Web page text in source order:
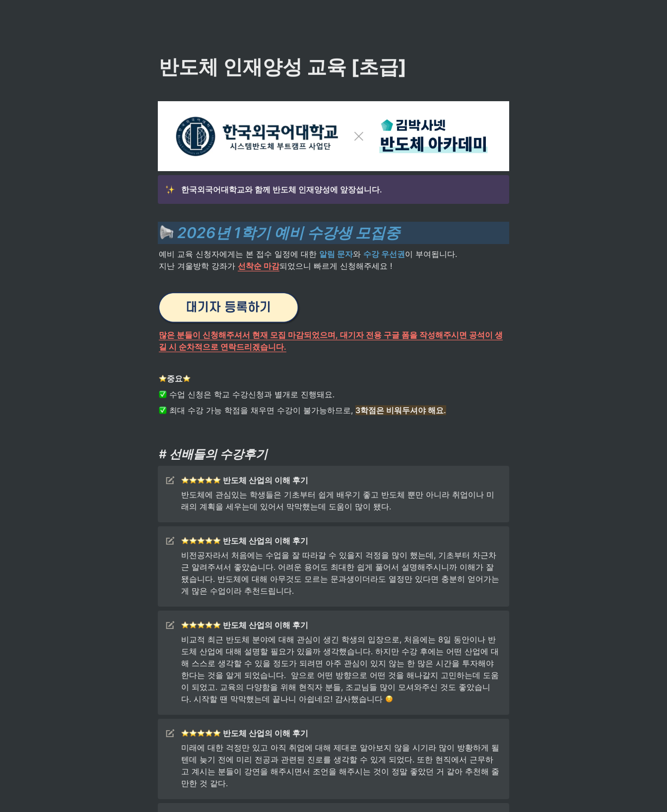
반도체 인재양성 교육 [초급]
한국외국어대학교와 함께 반도체 인재양성에 앞장섭니다.
2026년 1학기 예비 수강생 모집중
예비 교육 신청자에게는 본 접수 일정에 대한 알림 문자와 수강 우선권이 부여됩니다.
지난 겨울방학 강좌가 선착순 마감되었으니 빠르게 신청해주세요 !
많은 분들이 신청해주셔서 현재 모집 마감되었으며, 대기자 전용 구글 폼을 작성해주시면 공석이 생
길 시 순차적으로 연락드리겠습니다.
중요
수업 신청은 학교 수강신청과 별개로 진행돼요.
최대 수강 가능 학점을 채우면 수강이 불가능하므로, 3학점은 비워두셔야 해요.
# 선배들의 수강후기
반도체 산업의 이해 후기
반도체에 관심있는 학생들은 기초부터 쉽게 배우기 좋고 반도체 뿐만 아니라 취업이나 미
래의 계획을 세우는데 있어서 막막했는데 도움이 많이 됐다.
반도체 산업의 이해 후기
비전공자라서 처음에는 수업을 잘 따라갈 수 있을지 걱정을 많이 했는데, 기초부터 차근차
근 알려주셔서 좋았습니다. 어려운 용어도 최대한 쉽게 풀어서 설명해주시니까 이해가 잘
됐습니다. 반도체에 대해 아무것도 모르는 문과생이더라도 열정만 있다면 충분히 얻어가는
게 많은 수업이라 추천드립니다.
반도체 산업의 이해 후기
비교적 최근 반도체 분야에 대해 관심이 생긴 학생의 입장으로, 처음에는 8일 동안이나 반
도체 산업에 대해 설명할 필요가 있을까 생각했습니다. 하지만 수강 후에는 어떤 산업에 대
해 스스로 생각할 수 있을 정도가 되려면 아주 관심이 있지 않는 한 많은 시간을 투자해야
한다는 것을 알게 되었습니다.  앞으로 어떤 방향으로 어떤 것을 해나갈지 고민하는데 도움
이 되었고. 교육의 다양함을 위해 현직자 분들, 조교님들 많이 모셔와주신 것도 좋았습니
다. 시작할 땐 막막했는데 끝나니 아쉽네요! 감사했습니다
반도체 산업의 이해 후기
미래에 대한 걱정만 있고 아직 취업에 대해 제대로 알아보지 않을 시기라 많이 방황하게 될
텐데 늦기 전에 미리 전공과 관련된 진로를 생각할 수 있게 되었다. 또한 현직에서 근무하
고 계시는 분들이 강연을 해주시면서 조언을 해주시는 것이 정말 좋았던 거 같아 추천해 줄
만한 것 같다.